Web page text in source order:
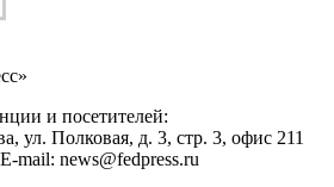
»
и посетителей:
, ул. Полковая, д. 3, стр. 3, офис 211
mail: news@fedpress.ru